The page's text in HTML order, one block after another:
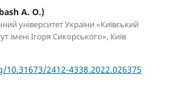
A. O.)
університет України «Київський
імені Ігоря Сикорського», Київ
2412-4338.2022.026375